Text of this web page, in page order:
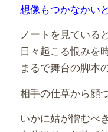
想像もつかなかい
ノートを見ていると
日々起こる恨みを
まるで舞台の脚本
相手の仕草から顔
いかに姑が憎むべ